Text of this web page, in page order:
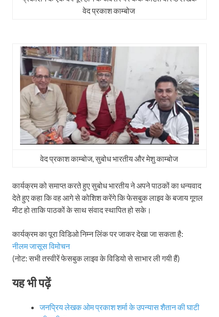
वेद प्रकाश काम्बोज
वेद प्रकाश काम्बोज, सुबोध भारतीय और मेशु काम्बोज
कार्यक्रम को समाप्त करते हुए सुबोध भारतीय ने अपने पाठकों का धन्यवाद
देते हुए कहा कि वह आगे से कोशिश करेंगे कि फेसबुक लाइव के बजाय गूगल
मीट हो ताकि पाठकों के साथ संवाद स्थापित हो सके।
कार्यक्रम का पूरा विडिओ निम्न लिंक पर जाकर देखा जा सकता है:
नीलम जासूस विमोचन
(नोट: सभी तस्वीरें फेसबुक लाइव के विडियो से साभार ली गयी हैं)
यह भी पढ़ें
जनप्रिय लेखक ओम प्रकाश शर्मा के उपन्यास शैतान की घाटी